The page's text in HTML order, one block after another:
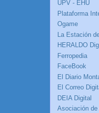
UPV - EHU
Plataforma
Ogame
La Estación
HERALDO
Ferropedia
FaceBook
El Diario
El Correo
DEIA Digital
Asociación